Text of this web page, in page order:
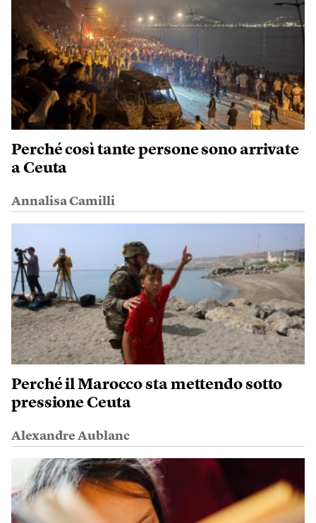
Perché così tante persone sono arrivate
a Ceuta
Annalisa Camilli
Perché il Marocco sta mettendo sotto
pressione Ceuta
Alexandre Aublanc